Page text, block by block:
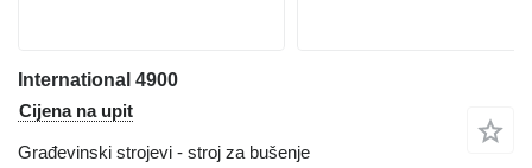
International 4900
Cijena na upit
Građevinski strojevi - stroj za bušenje